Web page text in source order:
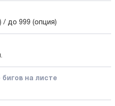
/ до 999 (опция)
на листе